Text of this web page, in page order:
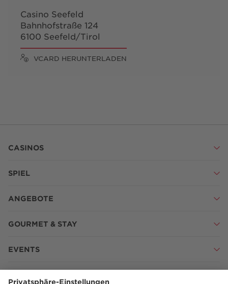
Casino Seefeld
Bahnhofstraße 124
6100 Seefeld/Tirol
VCARD HERUNTERLADEN
CASINOS
SPIEL
ANGEBOTE
GOURMET & STAY
EVENTS